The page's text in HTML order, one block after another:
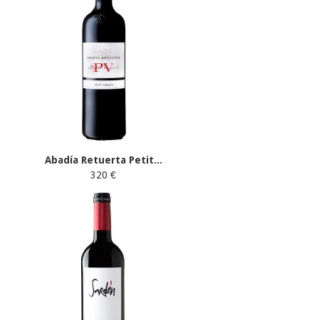
Abadía Retuerta Petit...
320 €